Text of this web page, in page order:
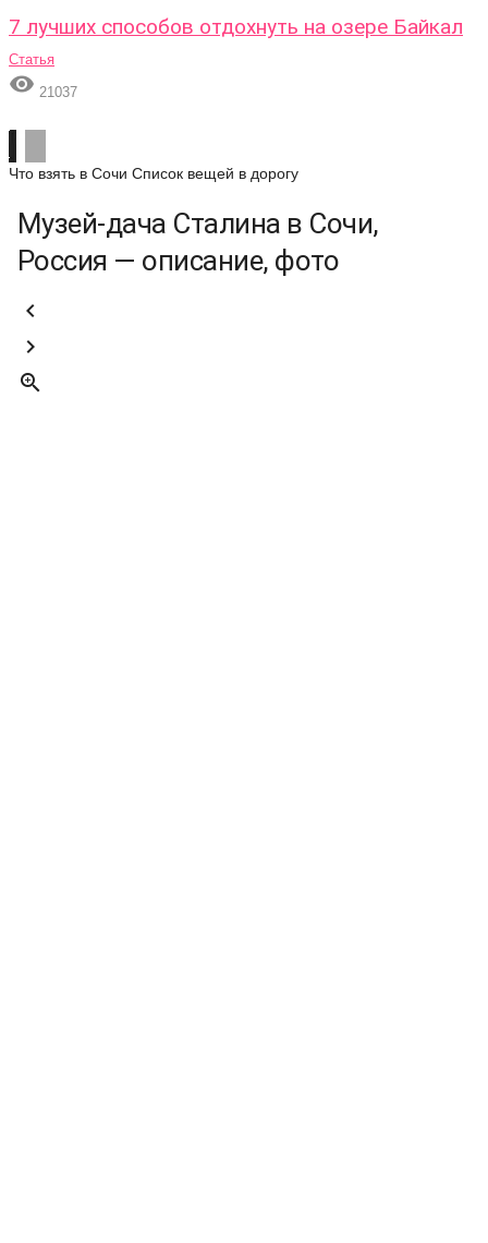
7 лучших способов отдохнуть на озере Байкал
Статья
 21037
Что взять в Сочи Список вещей в дорогу
Музей-дача Сталина в Сочи,
Россия — описание, фото


